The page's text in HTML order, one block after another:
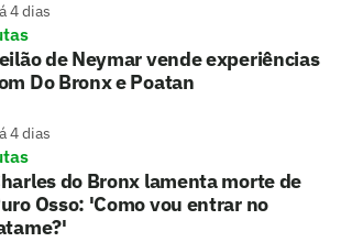
4 dias
de Neymar vende experiências
Do Bronx e Poatan
4 dias
do Bronx lamenta morte de
Osso: 'Como vou entrar no